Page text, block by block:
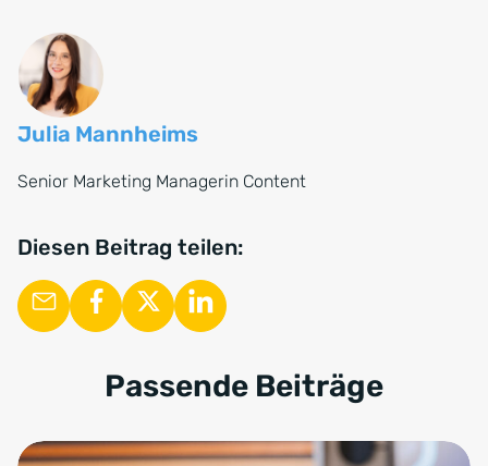
Julia Mannheims
Senior Marketing Managerin Content
Diesen Beitrag teilen:
Passende Beiträge